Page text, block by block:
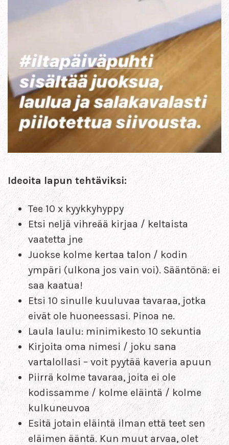
Ideoita lapun tehtäviksi:
Tee 10 x kyykkyhyppy
Etsi neljä vihreää kirjaa / keltaista
vaatetta jne
Juokse kolme kertaa talon / kodin
ympäri (ulkona jos vain voi). Sääntönä: ei
saa kaatua!
Etsi 10 sinulle kuuluvaa tavaraa, jotka
eivät ole huoneessasi. Pinoa ne.
Laula laulu: minimikesto 10 sekuntia
Kirjoita oma nimesi / joku sana
vartalollasi – voit pyytää kaveria apuun
Piirrä kolme tavaraa, joita ei ole
kodissamme / kolme eläintä / kolme
kulkuneuvoa
Esitä jotain eläintä ilman että teet sen
eläimen ääntä. Kun muut arvaa, olet